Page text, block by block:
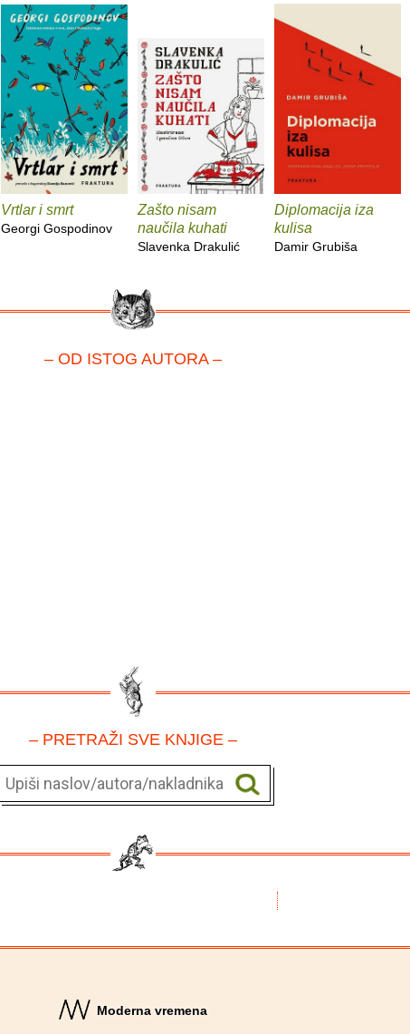
Vrtlar i smrt
Georgi Gospodinov
Zašto nisam
naučila kuhati
Slavenka Drakulić
Diplomacija iza
kulisa
Damir Grubiša
– OD ISTOG AUTORA –
– PRETRAŽI SVE KNJIGE –
Moderna vremena